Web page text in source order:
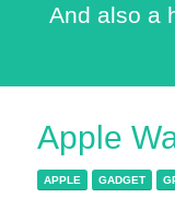
And also a
Apple
APPLE GADGET